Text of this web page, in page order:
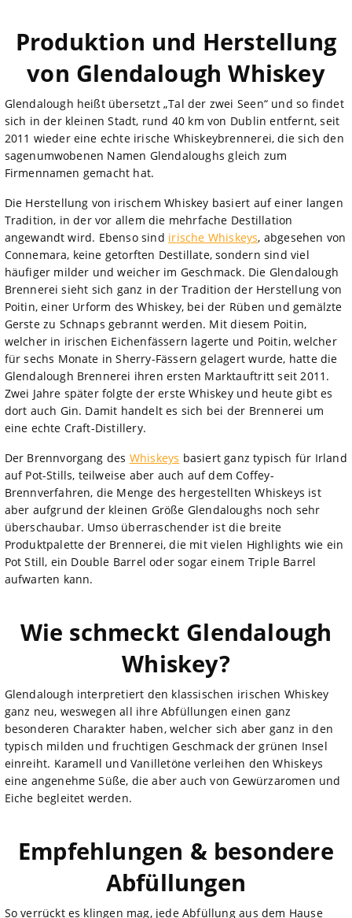
Produktion und Herstellung
von Glendalough Whiskey
Glendalough heißt übersetzt „Tal der zwei Seen“ und so findet
sich in der kleinen Stadt, rund 40 km von Dublin entfernt, seit
2011 wieder eine echte irische Whiskeybrennerei, die sich den
sagenumwobenen Namen Glendaloughs gleich zum
Firmennamen gemacht hat.
Die Herstellung von irischem Whiskey basiert auf einer langen
Tradition, in der vor allem die mehrfache Destillation
angewandt wird. Ebenso sind irische Whiskeys, abgesehen von
Connemara, keine getorften Destillate, sondern sind viel
häufiger milder und weicher im Geschmack. Die Glendalough
Brennerei sieht sich ganz in der Tradition der Herstellung von
Poitin, einer Urform des Whiskey, bei der Rüben und gemälzte
Gerste zu Schnaps gebrannt werden. Mit diesem Poitin,
welcher in irischen Eichenfässern lagerte und Poitin, welcher
für sechs Monate in Sherry-Fässern gelagert wurde, hatte die
Glendalough Brennerei ihren ersten Marktauftritt seit 2011.
Zwei Jahre später folgte der erste Whiskey und heute gibt es
dort auch Gin. Damit handelt es sich bei der Brennerei um
eine echte Craft-Distillery.
Der Brennvorgang des Whiskeys basiert ganz typisch für Irland
auf Pot-Stills, teilweise aber auch auf dem Coffey-
Brennverfahren, die Menge des hergestellten Whiskeys ist
aber aufgrund der kleinen Größe Glendaloughs noch sehr
überschaubar. Umso überraschender ist die breite
Produktpalette der Brennerei, die mit vielen Highlights wie ein
Pot Still, ein Double Barrel oder sogar einem Triple Barrel
aufwarten kann.
Wie schmeckt Glendalough
Whiskey?
Glendalough interpretiert den klassischen irischen Whiskey
ganz neu, weswegen all ihre Abfüllungen einen ganz
besonderen Charakter haben, welcher sich aber ganz in den
typisch milden und fruchtigen Geschmack der grünen Insel
einreiht. Karamell und Vanilletöne verleihen den Whiskeys
eine angenehme Süße, die aber auch von Gewürzaromen und
Eiche begleitet werden.
Empfehlungen & besondere
Abfüllungen
So verrückt es klingen mag, jede Abfüllung aus dem Hause